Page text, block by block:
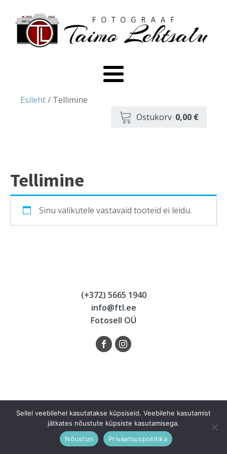
Esileht/ Tellimine
Ostukorv 0,00 €
Tellimine
Sinu valikutele vastavaid tooteid ei leidu.
(+372) 5665 1940
info@ftl.ee
Fotosell OÜ
Sellel veebilehel kasutatakse küpsiseid. Veebilehe kasutamist
jätkates nõustute küpsiste kasutamisega.
Nõustun
Privaatsuspoliitika